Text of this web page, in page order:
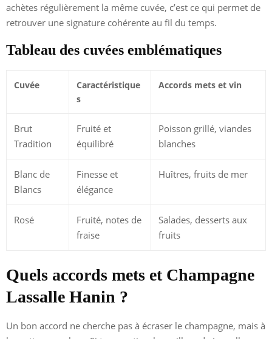
achètes régulièrement la même cuvée, c’est ce qui permet de
retrouver une signature cohérente au fil du temps.
Tableau des cuvées emblématiques
Cuvée
Caractéristique
s
Accords mets et vin
Brut
Tradition
Fruité et
équilibré
Poisson grillé, viandes
blanches
Blanc de
Blancs
Finesse et
élégance
Huîtres, fruits de mer
Rosé
Fruité, notes de
fraise
Salades, desserts aux
fruits
Quels accords mets et Champagne
Lassalle Hanin ?
Un bon accord ne cherche pas à écraser le champagne, mais à